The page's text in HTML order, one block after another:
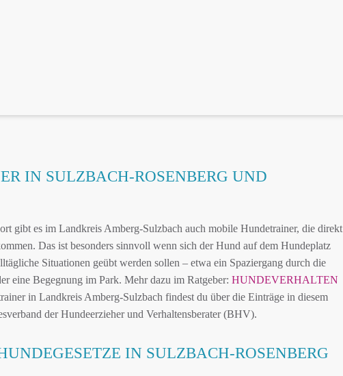
IN SULZBACH-ROSENBERG UND
gibt es im Landkreis Amberg-Sulzbach auch mobile Hundetrainer, die direkt
Das ist besonders sinnvoll wenn sich der Hund auf dem Hundeplatz
Situationen geübt werden sollen – etwa ein Spaziergang durch die
eine Begegnung im Park. Mehr dazu im Ratgeber: HUNDEVERHALTEN
in Landkreis Amberg-Sulzbach findest du über die Einträge in diesem
der Hundeerzieher und Verhaltensberater (BHV).
IN SULZBACH-ROSENBERG